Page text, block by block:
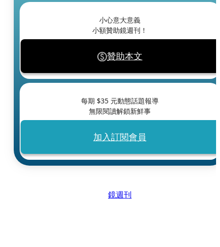
小心意大意義
小額贊助鏡週刊！
贊助本文
每期 $35 元動態話題報導
無限閱讀解鎖新鮮事
加入訂閱會員
鏡週刊